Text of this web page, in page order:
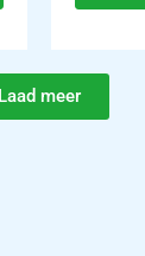
Laad meer